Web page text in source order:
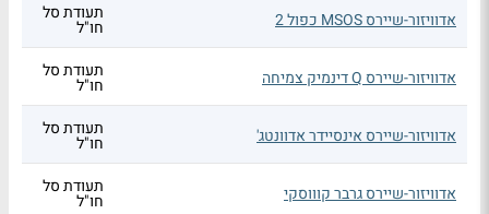
אדוויזור-שיירס MSOS כפול 2 תעודת סל
חו"ל
אדוויזור-שיירס Q דינמיק צמיחה תעודת סל
חו"ל
אדוויזור-שיירס אינסיידר אדוונטג' תעודת סל
חו"ל
אדוויזור-שיירס גרבר קוווסקי תעודת סל
חו"ל